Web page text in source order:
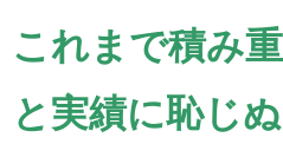
これまで積み
と実績に恥じ